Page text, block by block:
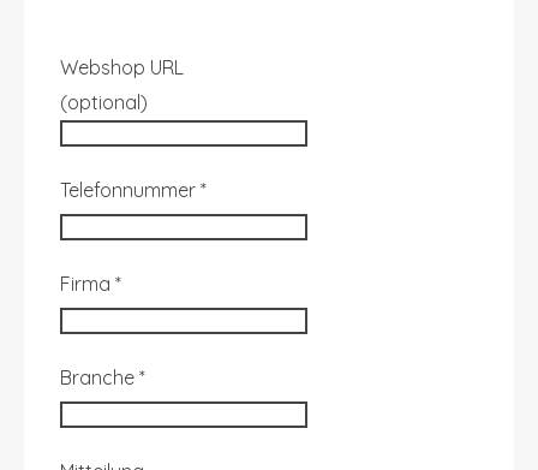
Webshop URL
(optional)
Telefonnummer *
Firma *
Branche *